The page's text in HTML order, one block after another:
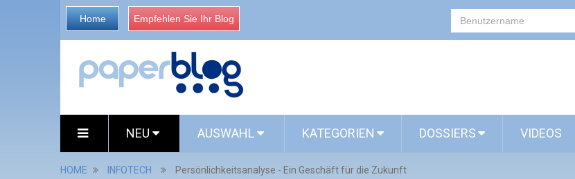
Home Empfehlen Sie Ihr Blog
NEU AUSWAHL KATEGORIEN DOSSIERS VIDEOS
HOME INFOTECH Persönlichkeitsanalyse - Ein Geschäft für die Zukunft